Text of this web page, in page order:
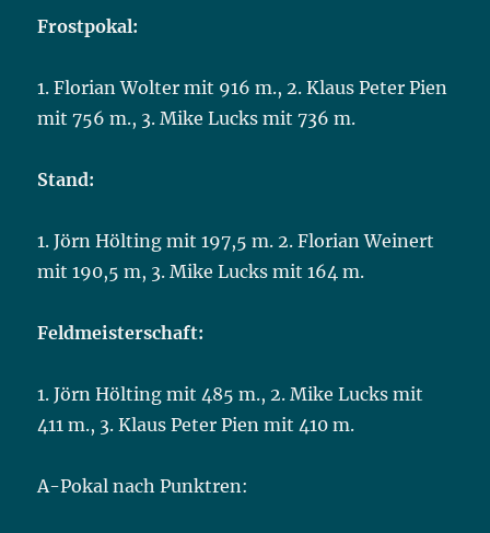
Frostpokal:
1. Florian Wolter mit 916 m., 2. Klaus Peter Pien
mit 756 m., 3. Mike Lucks mit 736 m.
Stand:
1. Jörn Hölting mit 197,5 m. 2. Florian Weinert
mit 190,5 m, 3. Mike Lucks mit 164 m.
Feldmeisterschaft:
1. Jörn Hölting mit 485 m., 2. Mike Lucks mit
411 m., 3. Klaus Peter Pien mit 410 m.
A-Pokal nach Punktren: